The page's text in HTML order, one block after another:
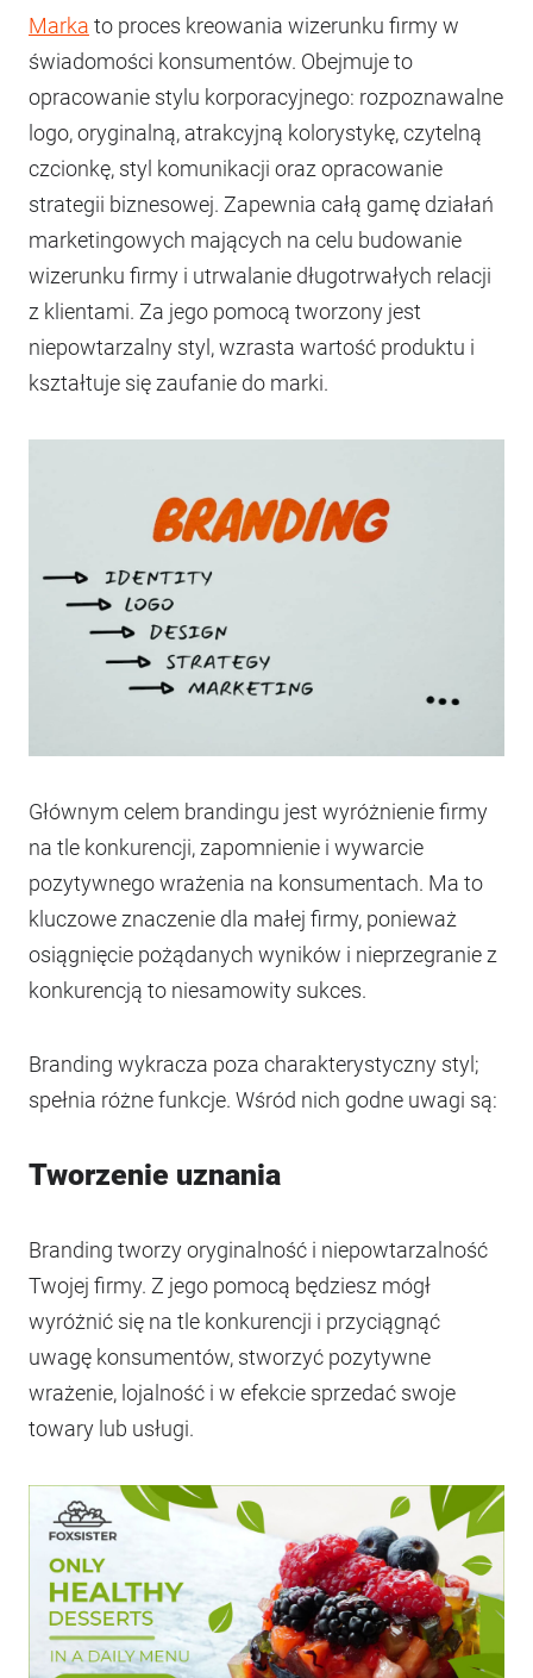
Marka to proces kreowania wizerunku firmy w
świadomości konsumentów. Obejmuje to
opracowanie stylu korporacyjnego: rozpoznawalne
logo, oryginalną, atrakcyjną kolorystykę, czytelną
czcionkę, styl komunikacji oraz opracowanie
strategii biznesowej. Zapewnia całą gamę działań
marketingowych mających na celu budowanie
wizerunku firmy i utrwalanie długotrwałych relacji
z klientami. Za jego pomocą tworzony jest
niepowtarzalny styl, wzrasta wartość produktu i
kształtuje się zaufanie do marki.
Głównym celem brandingu jest wyróżnienie firmy
na tle konkurencji, zapomnienie i wywarcie
pozytywnego wrażenia na konsumentach. Ma to
kluczowe znaczenie dla małej firmy, ponieważ
osiągnięcie pożądanych wyników i nieprzegranie z
konkurencją to niesamowity sukces.
Branding wykracza poza charakterystyczny styl;
spełnia różne funkcje. Wśród nich godne uwagi są:
Tworzenie uznania
Branding tworzy oryginalność i niepowtarzalność
Twojej firmy. Z jego pomocą będziesz mógł
wyróżnić się na tle konkurencji i przyciągnąć
uwagę konsumentów, stworzyć pozytywne
wrażenie, lojalność i w efekcie sprzedać swoje
towary lub usługi.